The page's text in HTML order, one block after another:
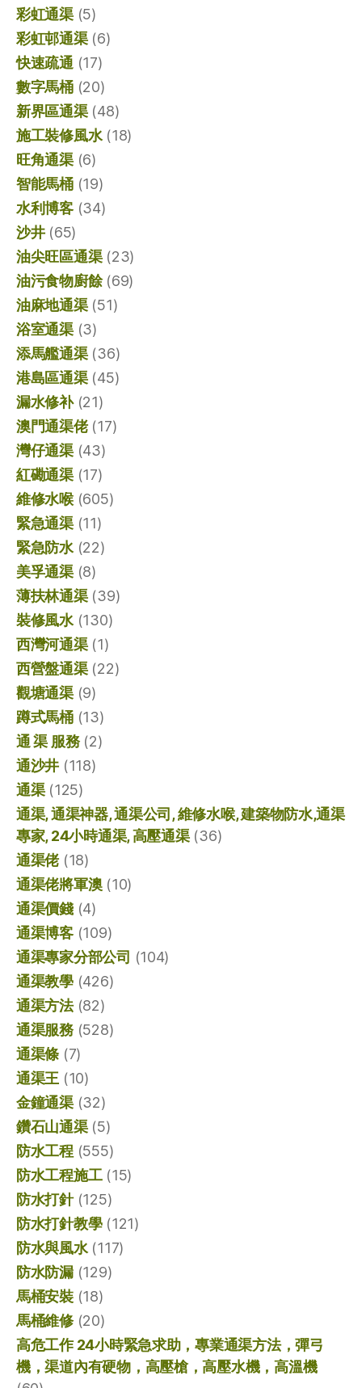
彩虹通渠(5)
彩虹邨通渠(6)
快速疏通 (17)
數字馬桶(20)
新界區通渠(48)
施工裝修風水(18)
旺角通渠(6)
智能馬桶(19)
水利博客(34)
沙井(65)
油尖旺區通渠(23)
油污食物廚餘(69)
油麻地通渠(51)
浴室通渠(3)
添馬艦通渠(36)
港島區通渠(45)
漏水修补(21)
澳門通渠佬(17)
灣仔通渠(43)
紅磡通渠(17)
維修水喉(605)
緊急通渠(11)
緊急防水(22)
美孚通渠(8)
薄扶林通渠(39)
裝修風水(130)
西灣河通渠(1)
西營盤通渠(22)
觀塘通渠(9)
蹲式馬桶(13)
通 渠 服務(2)
通沙井 (118)
通渠(125)
通渠, 通渠神器, 通渠公司, 維修水喉, 建築物防水,通渠
專家, 24小時通渠, 高壓通渠(36)
通渠佬(18)
通渠佬將軍澳(10)
通渠價錢(4)
通渠博客(109)
通渠專家分部公司 (104)
通渠教學(426)
通渠方法(82)
通渠服務(528)
通渠條 (7)
通渠王 (10)
金鐘通渠(32)
鑽石山通渠(5)
防水工程(555)
防水工程施工(15)
防水打針(125)
防水打針教學(121)
防水與風水(117)
防水防漏(129)
馬桶安裝(18)
馬桶維修(20)
高危工作 24小時緊急求助，專業通渠方法，彈弓
機，渠道內有硬物，高壓槍，高壓水機，高溫機